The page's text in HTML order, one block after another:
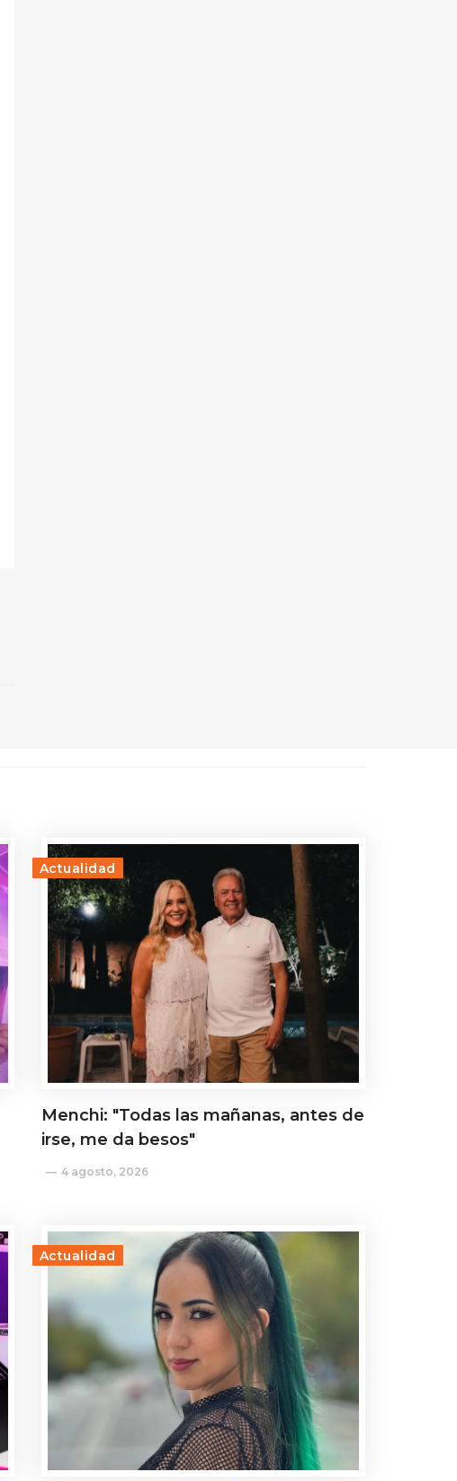
Actualidad
Menchi: "Todas las mañanas, antes de
irse, me da besos"
4 agosto, 2026
Actualidad